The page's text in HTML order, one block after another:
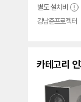
별도 설치비
강남준프로젝터
카테고리